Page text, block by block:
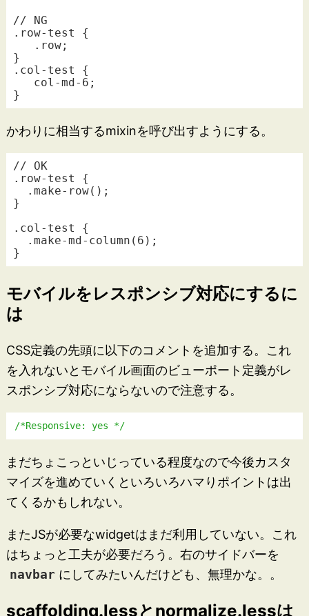
// NG
.row-test {
}
.col-test {
かわりに相当するmixinを呼び出すようにする。
// OK
.row-test {
}
.col-test {
モバイルをレスポンシブ対応にするに
は
CSS定義の先頭に以下のコメントを追加する。これ
を入れないとモバイル画面のビューポート定義がレ
スポンシブ対応にならないので注意する。
/*Responsive: yes */
まだちょこっといじっている程度なので今後カスタ
マイズを進めていくといろいろハマりポイントは出
てくるかもしれない。
またJSが必要なwidgetはまだ利用していない。これ
はちょっと工夫が必要だろう。右のサイドバーを
navbar にしてみたいんだけども、無理かな。。
scaffolding.lessとnormalize.lessは